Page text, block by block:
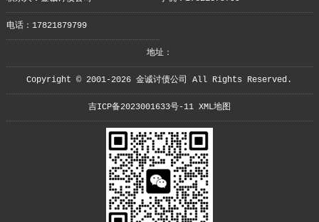
电话：17821879799
地址：
Copyright © 2001-2026 金诚讨债公司 All Rights Reserved.
吉ICP备2023001633号-11 XML地图